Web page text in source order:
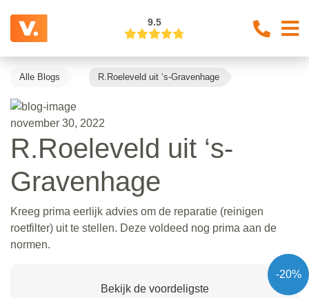
9.5
Alle Blogs R.Roeleveld uit ‘s-Gravenhage
november 30, 2022
R.Roeleveld uit ‘s-
Gravenhage
Kreeg prima eerlijk advies om de reparatie (reinigen
roetfilter) uit te stellen. Deze voldeed nog prima aan de
normen.
-20%
Bekijk de voordeligste